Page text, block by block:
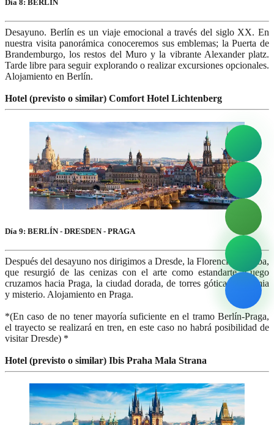
Día 8: BERLÍN
Desayuno. Berlín es un viaje emocional a través del siglo XX. En
nuestra visita panorámica conoceremos sus emblemas; la Puerta de
Brandemburgo, los restos del Muro y la vibrante Alexander platz.
Tarde libre para seguir explorando o realizar excursiones opcionales.
Alojamiento en Berlín.
Hotel (previsto o similar) Comfort Hotel Lichtenberg
Día 9: BERLÍN - DRESDEN - PRAGA
Después del desayuno nos dirigimos a Dresde, la Florencia del Elba,
que resurgió de las cenizas con el arte como estandarte. Luego
cruzamos hacia Praga, la ciudad dorada, de torres góticas, bohemia
y misterio. Alojamiento en Praga.
*(En caso de no tener mayoría suficiente en el tramo Berlín-Praga,
el trayecto se realizará en tren, en este caso no habrá posibilidad de
visitar Dresde) *
Hotel (previsto o similar) Ibis Praha Mala Strana